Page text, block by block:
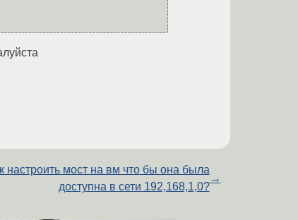
настроить мост на вм что бы она была
доступна в сети 192,168,1,0?
→